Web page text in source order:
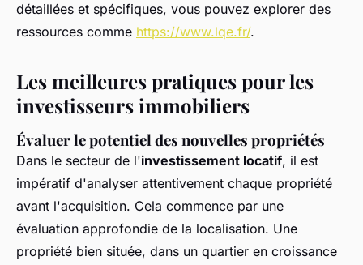
détaillées et spécifiques, vous pouvez explorer des
ressources comme https://www.lqe.fr/.
Les meilleures pratiques pour les
investisseurs immobiliers
Évaluer le potentiel des nouvelles propriétés
Dans le secteur de l'investissement locatif, il est
impératif d'analyser attentivement chaque propriété
avant l'acquisition. Cela commence par une
évaluation approfondie de la localisation. Une
propriété bien située, dans un quartier en croissance